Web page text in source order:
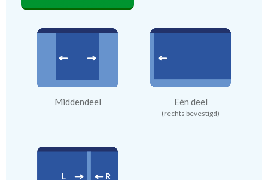
Middendeel Eén deel
(rechts bevestigd)